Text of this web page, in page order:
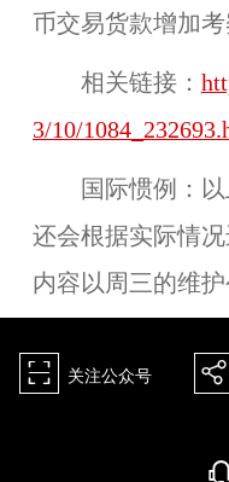
币交易货款增加考
相关链接：
3/10/
国际惯例：
还会根据实际情
内容以周三的维护
򰀁 关注公众号 򰀂